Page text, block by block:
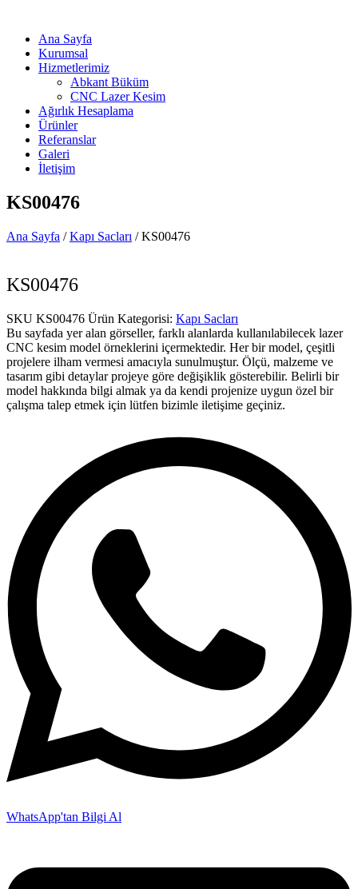
Ana Sayfa
Kurumsal
Hizmetlerimiz
Abkant Büküm
CNC Lazer Kesim
Ağırlık Hesaplama
Ürünler
Referanslar
Galeri
İletişim
KS00476
Ana Sayfa /Kapı Sacları / KS00476
KS00476
SKU KS00476 Ürün Kategorisi: Kapı Sacları
Bu sayfada yer alan görseller, farklı alanlarda kullanılabilecek lazer
CNC kesim model örneklerini içermektedir. Her bir model, çeşitli
projelere ilham vermesi amacıyla sunulmuştur. Ölçü, malzeme ve
tasarım gibi detaylar projeye göre değişiklik gösterebilir. Belirli bir
model hakkında bilgi almak ya da kendi projenize uygun özel bir
çalışma talep etmek için lütfen bizimle iletişime geçiniz.
WhatsApp'tan Bilgi Al